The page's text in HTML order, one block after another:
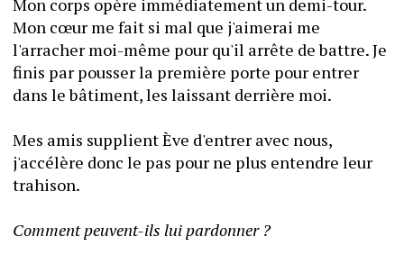
Mon corps opère immédiatement un demi-tour.
Mon cœur me fait si mal que j'aimerai me
l'arracher moi-même pour qu'il arrête de battre. Je
finis par pousser la première porte pour entrer
dans le bâtiment, les laissant derrière moi.
Mes amis supplient Ève d'entrer avec nous,
j'accélère donc le pas pour ne plus entendre leur
trahison.
Comment peuvent-ils lui pardonner ?